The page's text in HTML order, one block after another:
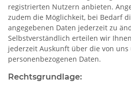
registrierten Nutzern anbieten.
zudem die Möglichkeit, bei Bedarf
angegebenen Daten jederzeit zu
Selbstverständlich erteilen wir
jederzeit Auskunft über die von uns
personenbezogenen Daten.
Rechtsgrundlage: